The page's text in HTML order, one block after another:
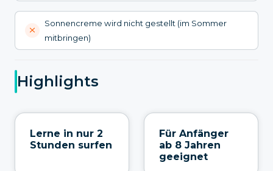
Sonnencreme wird nicht gestellt (im Sommer
mitbringen)
Highlights
Lerne in nur 2
Stunden surfen
Für Anfänger
ab 8 Jahren
geeignet